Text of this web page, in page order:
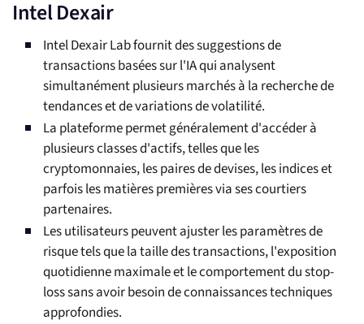
Intel Dexair
Intel Dexair Lab fournit des suggestions de
transactions basées sur l'IA qui analysent
simultanément plusieurs marchés à la recherche de
tendances et de variations de volatilité.
La plateforme permet généralement d'accéder à
plusieurs classes d'actifs, telles que les
cryptomonnaies, les paires de devises, les indices et
parfois les matières premières via ses courtiers
partenaires.
Les utilisateurs peuvent ajuster les paramètres de
risque tels que la taille des transactions, l'exposition
quotidienne maximale et le comportement du stop-
loss sans avoir besoin de connaissances techniques
approfondies.